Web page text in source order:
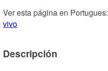
Ver esta página en Portugues:
vivo
Descripción